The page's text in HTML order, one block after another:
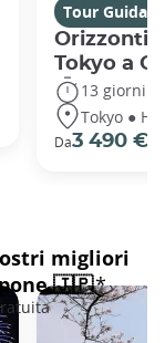
Tour Guidati
Orizzonti
Tokyo a
13 giorni
Tokyo ●
Da3 490 €